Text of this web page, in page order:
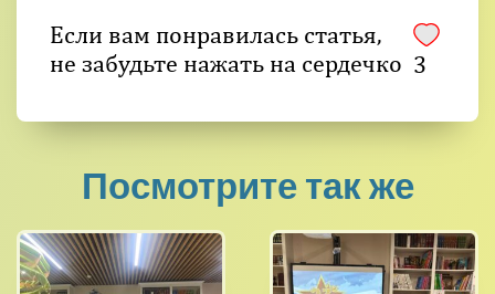
Если вам понравилась статья,
не забудьте нажать на сердечко 3
Посмотрите так же